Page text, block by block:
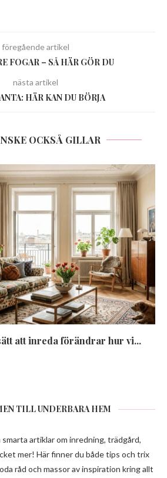
föregående artikel
FOGAR – SÅ HÄR GÖR DU
nästa artikel
HÄR KAN DU BÖRJA
OCKSÅ GILLAR
att inreda förändrar hur vi...
TILL UNDERBARA HEM
smarta artiklar om inredning, trädgård,
mer! Här finner du både tips och trix
råd och massor av inspiration kring allt